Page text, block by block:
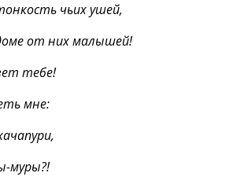
чьих ушей,
от них малышей!
тебе!
мне:
муры?!